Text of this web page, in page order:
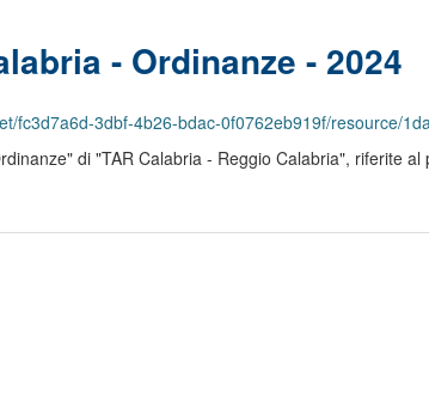
- Ordinanze - 2024
3dbf-4b26-bdac-0f0762eb919f/resource/1da45e92-1b11-
di "TAR Calabria - Reggio Calabria", riferite al